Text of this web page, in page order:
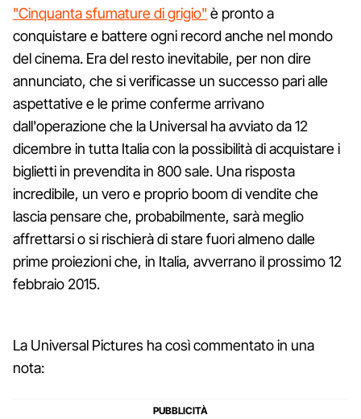
"Cinquanta sfumature di grigio" è pronto a
conquistare e battere ogni record anche nel mondo
del cinema. Era del resto inevitabile, per non dire
annunciato, che si verificasse un successo pari alle
aspettative e le prime conferme arrivano
dall'operazione che la Universal ha avviato da 12
dicembre in tutta Italia con la possibilità di acquistare i
biglietti in prevendita in 800 sale. Una risposta
incredibile, un vero e proprio boom di vendite che
lascia pensare che, probabilmente, sarà meglio
affrettarsi o si rischierà di stare fuori almeno dalle
prime proiezioni che, in Italia, avverrano il prossimo 12
febbraio 2015.
La Universal Pictures ha così commentato in una
nota: